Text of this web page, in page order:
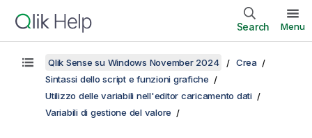
Search Menu
Qlik Sense su Windows November 2024
Crea
Sintassi dello script e funzioni grafiche
Utilizzo delle variabili nell'editor caricamento dati
Variabili di gestione del valore